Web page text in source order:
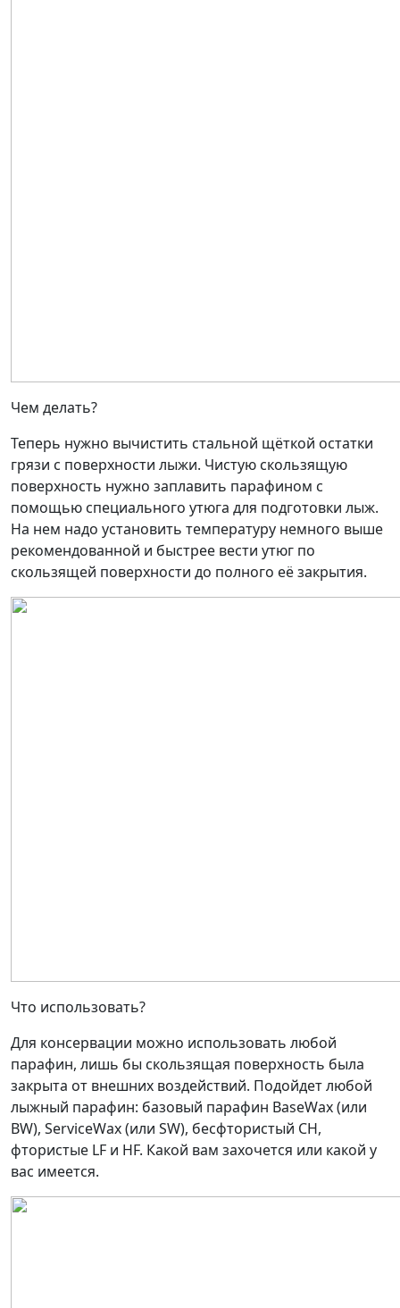
Чем делать?
Теперь нужно вычистить стальной щёткой остатки
грязи с поверхности лыжи. Чистую скользящую
поверхность нужно заплавить парафином с
помощью специального утюга для подготовки лыж.
На нем надо установить температуру немного выше
рекомендованной и быстрее вести утюг по
скользящей поверхности до полного её закрытия.
Что использовать?
Для консервации можно использовать любой
парафин, лишь бы скользящая поверхность была
закрыта от внешних воздействий. Подойдет любой
лыжный парафин: базовый парафин BaseWax (или
BW), ServiceWax (или SW), бесфтористый CH,
фтористые LF и HF. Какой вам захочется или какой у
вас имеется.